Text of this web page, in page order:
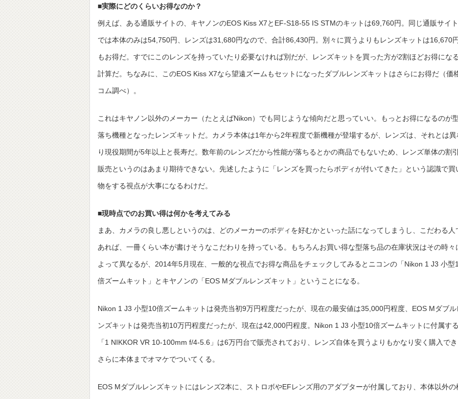
■実際にどのくらいお得なのか？
例えば、ある通販サイトの、キヤノンのEOS Kiss X7とEF-S18-55 IS STMのキットは69,760円。同じ通販サイト
では本体のみは54,750円、レンズは31,680円なので、合計86,430円。別々に買うよりもレンズキットは16,670
もお得だ。すでにこのレンズを持っていたり必要なければ別だが、レンズキットを買った方が2割ほどお得にな
計算だ。ちなみに、このEOS Kiss X7なら望遠ズームもセットになったダブルレンズキットはさらにお得だ（価
コム調べ）。
これはキヤノン以外のメーカー（たとえばNikon）でも同じような傾向だと思っていい。もっとお得になるのが
落ち機種となったレンズキットだ。カメラ本体は1年から2年程度で新機種が登場するが、レンズは、それとは異
り現役期間が5年以上と長寿だ。数年前のレンズだから性能が落ちるとかの商品でもないため、レンズ単体の割
販売というのはあまり期待できない。先述したように「レンズを買ったらボディが付いてきた」という認識で買
物をする視点が大事になるわけだ。
■現時点でのお買い得は何かを考えてみる
まあ、カメラの良し悪しというのは、どのメーカーのボディを好むかといった話になってしまうし、こだわる人
あれば、一冊くらい本が書けそうなこだわりを持っている。もちろんお買い得な型落ち品の在庫状況はその時々
よって異なるが、2014年5月現在、一般的な視点でお得な商品をチェックしてみるとニコンの「Nikon 1 J3 小型
倍ズームキット」とキヤノンの「EOS Mダブルレンズキット」ということになる。
Nikon 1 J3 小型10倍ズームキットは発売当初9万円程度だったが、現在の最安値は35,000円程度、EOS Mダブル
ンズキットは発売当初10万円程度だったが、現在は42,000円程度。Nikon 1 J3 小型10倍ズームキットに付属す
「1 NIKKOR VR 10-100mm f/4-5.6」は6万円台で販売されており、レンズ自体を買うよりもかなり安く購入で
さらに本体までオマケでついてくる。
EOS Mダブルレンズキットにはレンズ2本に、ストロボやEFレンズ用のアダプターが付属しており、本体以外の